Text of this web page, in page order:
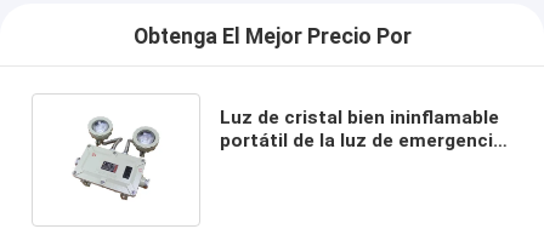
Obtenga El Mejor Precio Por
Luz de cristal bien ininflamable
portátil de la luz de emergencia